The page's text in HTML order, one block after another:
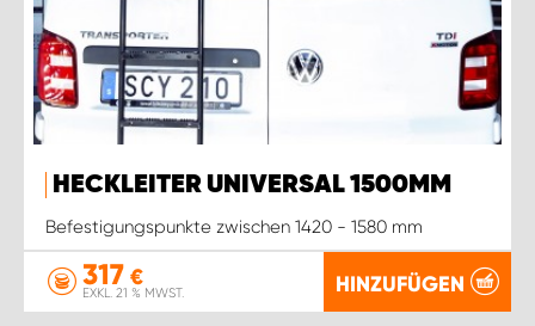
HECKLEITER UNIVERSAL 1500MM
Befestigungspunkte zwischen 1420 - 1580 mm
317 €
EXKL. 21 % MWST. HINZUFÜGEN